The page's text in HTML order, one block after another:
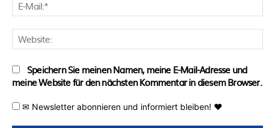
Speichern Sie meinen Namen, meine E-Mail-Adresse und
meine Website für den nächsten Kommentar in diesem Browser.
✉ Newsletter abonnieren und informiert bleiben! ♥